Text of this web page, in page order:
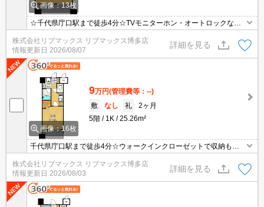
画像：13枚
☆千代県庁口駅まで徒歩4分☆TVモニターホン・オートロックなど
セキュリティ面も充実☆ネット無料☆追焚・ウォシュレットなど設
備充実☆
株式会社リブマックス リブマックス博多店
情報更新日 2026/08/07
詳細を見る
画像：16枚
9万円(管理費等：--)
敷
なし 礼
2ヶ月
5階
1K 25.26m²
千代県庁口駅まで徒歩4分☆ウォークインクローゼットで収納もた
っぷり☆TVモニターホン・オートロックなどセキュリティ面も充実
☆ネット無料☆
株式会社リブマックス リブマックス博多店
情報更新日 2026/08/03
詳細を見る